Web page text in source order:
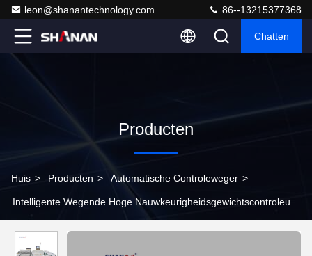
leon@shanantechnology.com 86--13215377368
Chatten
Producten
Huis > Producten > Automatische Controleweger >
Intelligente Wegende Hoge Nauwkeurigheidsgewichtscontroleur